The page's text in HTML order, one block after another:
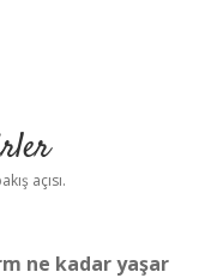
açısı.
ne kadar yaşar